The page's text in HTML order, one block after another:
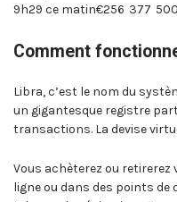
9h29 ce matin€256 377
Comment
Libra, c’est le nom du
un gigantesque registre
transactions. La devise
Vous achèterez ou retirerez
ligne ou dans des points